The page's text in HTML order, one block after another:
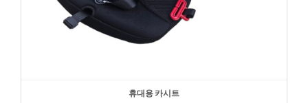
휴대용 카시트